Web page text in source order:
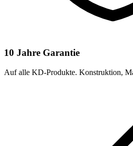
10 Jahre Garantie
Auf alle KD-Produkte. Konstruktion,